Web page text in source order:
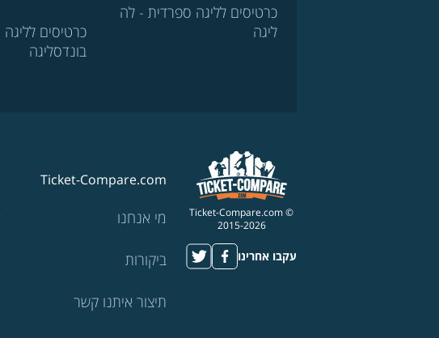
כרטיסים לליגה ספרדית - לה
ליגה
כרטיסים
בונדסליגה
© Ticket-Compare.com
2015-2026
עקבו אחרינו
Ticket-Compare.com
מי אנחנו
ביקורות
תיצור איתנו קשר